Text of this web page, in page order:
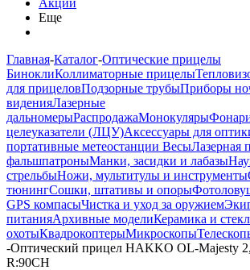
Акции
Еще
Главная-Каталог-Оптические прицелы
БиноклиКоллиматорные прицелы
для прицеловПодзорные трубыПриборы
виденияЛазерные
дальномерыРаспродажаМонокуляры
целеуказатели (ЛЦУ)Аксессуары для
портативные метеостанции ВесыЛазерная
фальшпатроныМанки, засидки и лабазы
стрельбыНожи, мультитулы и инструменты
тюнингСошки, штативы и опоры
GPS компасыЧистка и уход за оружием
питанияАрхивные моделиКерамика и
охотыКвадрокоптерыМикроскопы
-Оптический прицел HAKKO OL-Majesty
R:90CH